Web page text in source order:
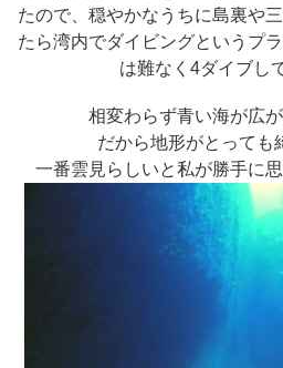
たので、穏やかなうちに島裏や
たら湾内でダイビングというプ
は難なく4ダイブし
相変わらず青い海が広が
だから地形がとっても
一番雲見らしいと私が勝手に